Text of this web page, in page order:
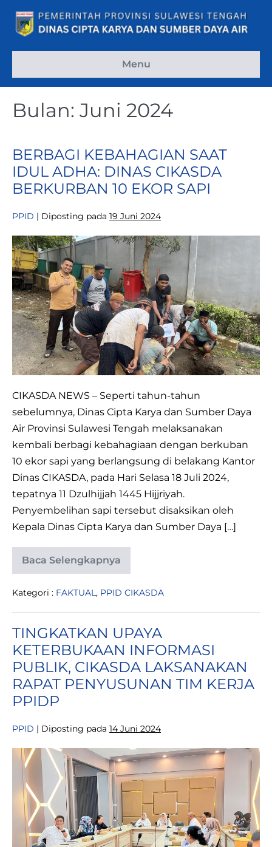
konten
Menu
Bulan: Juni 2024
BERBAGI KEBAHAGIAN SAAT
IDUL ADHA: DINAS CIKASDA
BERKURBAN 10 EKOR SAPI
PPID | Diposting pada 19 Juni 2024
BERBAGI
KEBAHAGIAN
SAAT
IDUL
ADHA:
DINAS
CIKASDA
BERKURBAN
10
EKOR
SAPI
CIKASDA NEWS – Seperti tahun-tahun
sebelumnya, Dinas Cipta Karya dan Sumber Daya
Air Provinsi Sulawesi Tengah melaksanakan
kembali berbagi kebahagiaan dengan berkuban
10 ekor sapi yang berlangsung di belakang Kantor
Dinas CIKASDA, pada Hari Selasa 18 Juli 2024,
tepatnya 11 Dzulhijjah 1445 Hijjriyah.
Penyembelihan sapi tersebut disaksikan oleh
Kepala Dinas Cipta Karya dan Sumber Daya […]
Baca Selengkapnya
BERBAGI
KEBAHAGIAN
IDUL
DINAS
BERKURBAN
10
EKOR
SAPI
Kategori : FAKTUAL , PPID CIKASDA
TINGKATKAN UPAYA
KETERBUKAAN INFORMASI
PUBLIK, CIKASDA LAKSANAKAN
RAPAT PENYUSUNAN TIM KERJA
PPIDP
PPID | Diposting pada 14 Juni 2024
TINGKATKAN
UPAYA
KETERBUKAAN
INFORMASI
PUBLIK,
CIKASDA